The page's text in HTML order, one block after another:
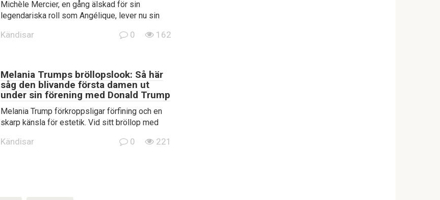
Michèle Mercier, en gång älskad för sin
legendariska roll som Angélique, lever nu sin
Kändisar 0 162
Melania Trumps bröllopslook: Så här
såg den blivande första damen ut
under sin förening med Donald Trump
Melania Trump förkroppsligar förfining och en
skarp känsla för estetik. Vid sitt bröllop med
Kändisar 0 221